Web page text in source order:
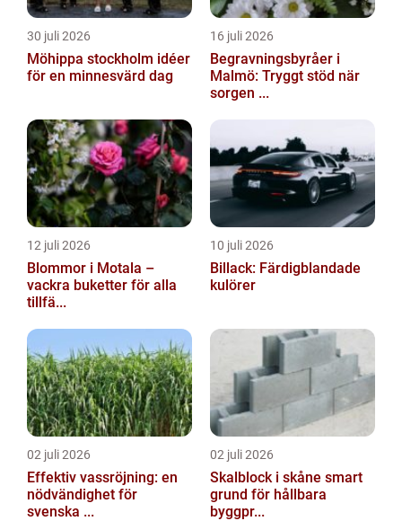
30 juli 2026
Möhippa stockholm idéer
för en minnesvärd dag
16 juli 2026
Begravningsbyråer i
Malmö: Tryggt stöd när
sorgen ...
12 juli 2026
Blommor i Motala –
vackra buketter för alla
tillfä...
10 juli 2026
Billack: Färdigblandade
kulörer
02 juli 2026
Effektiv vassröjning: en
nödvändighet för
svenska ...
02 juli 2026
Skalblock i skåne smart
grund för hållbara
byggpr...